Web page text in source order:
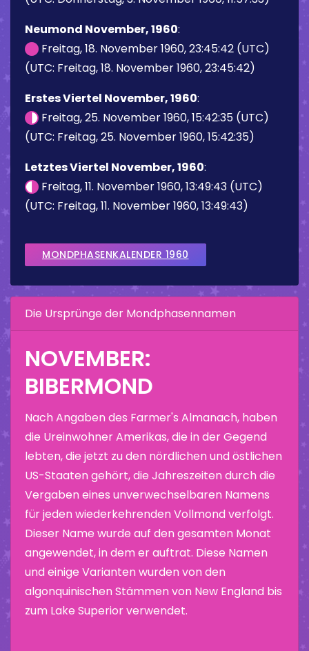
Neumond November, 1960:
Freitag, 18. November 1960, 23:45:42 (UTC)
(UTC: Freitag, 18. November 1960, 23:45:42)
Erstes Viertel November, 1960:
Freitag, 25. November 1960, 15:42:35 (UTC)
(UTC: Freitag, 25. November 1960, 15:42:35)
Letztes Viertel November, 1960:
Freitag, 11. November 1960, 13:49:43 (UTC)
(UTC: Freitag, 11. November 1960, 13:49:43)
MONDPHASENKALENDER 1960
Die Ursprünge der Mondphasennamen
NOVEMBER:
BIBERMOND
Nach Angaben des Farmer's Almanach, haben
die Ureinwohner Amerikas, die in der Gegend
lebten, die jetzt zu den nördlichen und östlichen
US-Staaten gehört, die Jahreszeiten durch die
Vergaben eines unverwechselbaren Namens
für jeden wiederkehrenden Vollmond verfolgt.
Dieser Name wurde auf den gesamten Monat
angewendet, in dem er auftrat. Diese Namen
und einige Varianten wurden von den
algonquinischen Stämmen von New England bis
zum Lake Superior verwendet.